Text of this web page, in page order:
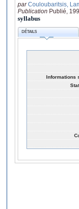
parCouloubaritsis,
Publication Publié,
syllabus
DÉTAILS
Informations